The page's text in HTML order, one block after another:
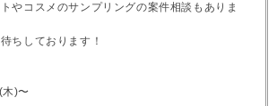
やコスメのサンプリングの案件相談もありま
ちしております！
)〜